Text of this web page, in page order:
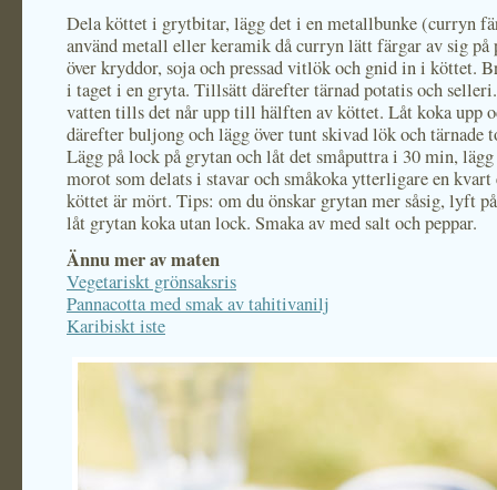
Dela köttet i grytbitar, lägg det i en metallbunke (curryn
använd metall eller keramik då curryn lätt färgar av sig på
över kryddor, soja och pressad vitlök och gnid in i köttet.
i taget i en gryta. Tillsätt därefter tärnad potatis och
vatten tills det når upp till hälften av köttet. Låt koka upp
därefter buljong och lägg över tunt skivad lök och tärnade
Lägg på lock på grytan och låt det småputtra i 30 min,
morot som delats i stavar och småkoka ytterligare en
köttet är mört. Tips: om du önskar grytan mer såsig, lyft
låt grytan koka utan lock. Smaka av med salt och peppar.
Ännu mer av maten
Vegetariskt grönsaksris
Pannacotta med smak av tahitivanilj
Karibiskt iste